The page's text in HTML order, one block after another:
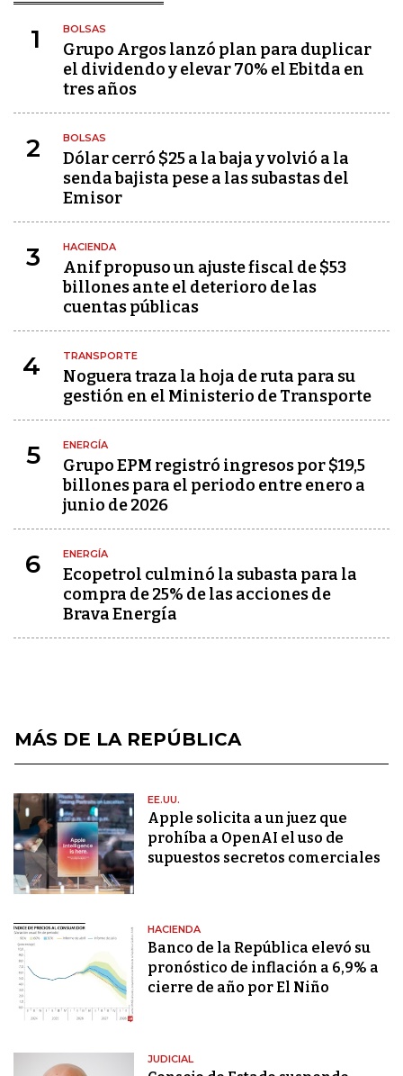
1 BOLSAS
Grupo Argos lanzó plan para duplicar
el dividendo y elevar 70% el Ebitda en
tres años
2 BOLSAS
Dólar cerró $25 a la baja y volvió a la
senda bajista pese a las subastas del
Emisor
3 HACIENDA
Anif propuso un ajuste fiscal de $53
billones ante el deterioro de las
cuentas públicas
4 TRANSPORTE
Noguera traza la hoja de ruta para su
gestión en el Ministerio de Transporte
5 ENERGÍA
Grupo EPM registró ingresos por $19,5
billones para el periodo entre enero a
junio de 2026
6 ENERGÍA
Ecopetrol culminó la subasta para la
compra de 25% de las acciones de
Brava Energía
MÁS DE LA REPÚBLICA
EE.UU.
Apple solicita a un juez que
prohíba a OpenAI el uso de
supuestos secretos comerciales
HACIENDA
Banco de la República elevó su
pronóstico de inflación a 6,9% a
cierre de año por El Niño
JUDICIAL